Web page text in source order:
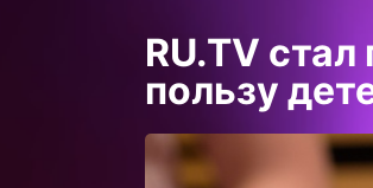
RU.TV
пользу